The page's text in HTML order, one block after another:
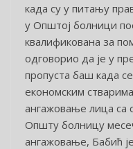
када су у питању
у Општој болници
квалификована за
одговорио да је у
пропуста баш када
економским
ангажовање лица са
Општу болницу
ангажовање, Бабић